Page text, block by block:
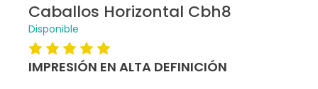
Caballos Horizontal Cbh8
Disponible
IMPRESIÓN EN ALTA DEFINICIÓN